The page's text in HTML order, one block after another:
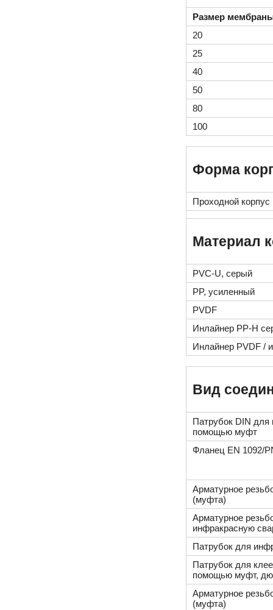
Размер
20
25
40
50
80
100
Форма
Проходной корпус
Материал
PVC-U, серый
PP, усиленный
PVDF
Инлайнер PP-H
Инлайнер PVDF /
Вид
Патрубок DIN для
помощью муфт
Фланец EN 1092/
Арматурное
(муфта)
Арматурное
инфракрасную
Патрубок для
Патрубок для
помощью муфт,
Арматурное
(муфта)